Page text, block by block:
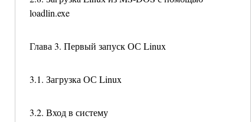
loadlin.exe
Глава 3. Первый запуск ОС Linux
3.1. Загрузка ОС Linux
3.2. Вход в систему